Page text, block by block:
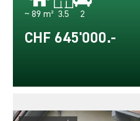
~ 89 m² 3.5 2
CHF 645'000.-